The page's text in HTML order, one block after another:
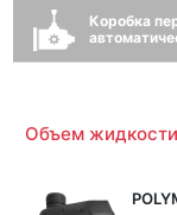
Коробка
Объем